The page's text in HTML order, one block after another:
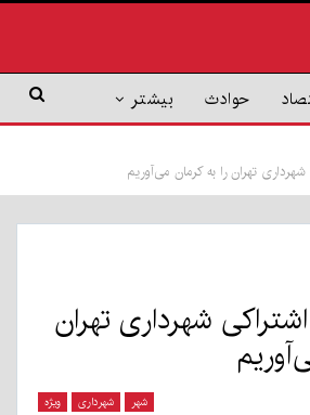
حوادث بیشتر
تهران را به کرمان می‌آوریم
شهرداری تهران
شهر شهرداری ویژه